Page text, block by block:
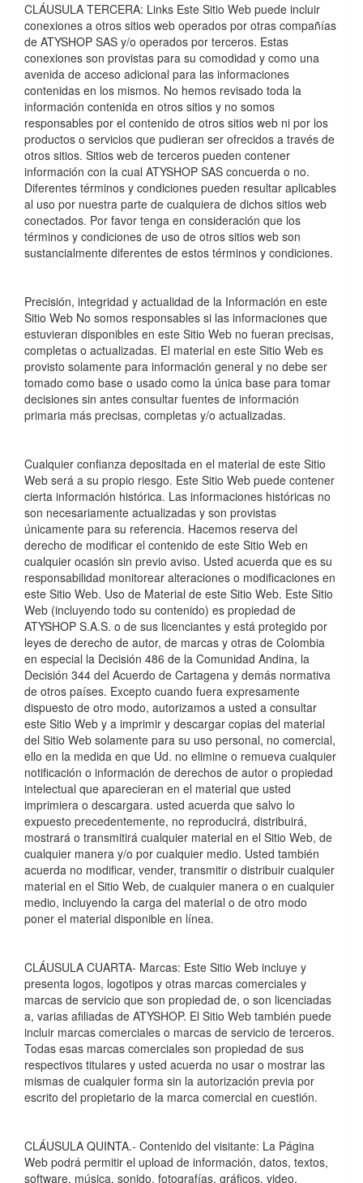
CLÁUSULA TERCERA: Links Este Sitio Web puede incluir
conexiones a otros sitios web operados por otras compañí­as
de ATYSHOP SAS y/o operados por terceros. Estas
conexiones son provistas para su comodidad y como una
avenida de acceso adicional para las informaciones
contenidas en los mismos. No hemos revisado toda la
información contenida en otros sitios y no somos
responsables por el contenido de otros sitios web ni por los
productos o servicios que pudieran ser ofrecidos a través de
otros sitios. Sitios web de terceros pueden contener
información con la cual ATYSHOP SAS concuerda o no.
Diferentes términos y condiciones pueden resultar aplicables
al uso por nuestra parte de cualquiera de dichos sitios web
conectados. Por favor tenga en consideración que los
términos y condiciones de uso de otros sitios web son
sustancialmente diferentes de estos términos y condiciones.
Precisión, integridad y actualidad de la Información en este
Sitio Web No somos responsables si las informaciones que
estuvieran disponibles en este Sitio Web no fueran precisas,
completas o actualizadas. El material en este Sitio Web es
provisto solamente para información general y no debe ser
tomado como base o usado como la única base para tomar
decisiones sin antes consultar fuentes de información
primaria más precisas, completas y/o actualizadas.
Cualquier confianza depositada en el material de este Sitio
Web será a su propio riesgo. Este Sitio Web puede contener
cierta información histórica. Las informaciones históricas no
son necesariamente actualizadas y son provistas
únicamente para su referencia. Hacemos reserva del
derecho de modificar el contenido de este Sitio Web en
cualquier ocasión sin previo aviso. Usted acuerda que es su
responsabilidad monitorear alteraciones o modificaciones en
este Sitio Web. Uso de Material de este Sitio Web. Este Sitio
Web (incluyendo todo su contenido) es propiedad de
ATYSHOP S.A.S. o de sus licenciantes y está protegido por
leyes de derecho de autor, de marcas y otras de Colombia
en especial la Decisión 486 de la Comunidad Andina, la
Decisión 344 del Acuerdo de Cartagena y demás normativa
de otros paí­ses. Excepto cuando fuera expresamente
dispuesto de otro modo, autorizamos a usted a consultar
este Sitio Web y a imprimir y descargar copias del material
del Sitio Web solamente para su uso personal, no comercial,
ello en la medida en que Ud. no elimine o remueva cualquier
notificación o información de derechos de autor o propiedad
intelectual que aparecieran en el material que usted
imprimiera o descargara. usted acuerda que salvo lo
expuesto precedentemente, no reproducirá, distribuirá,
mostrará o transmitirá cualquier material en el Sitio Web, de
cualquier manera y/o por cualquier medio. Usted también
acuerda no modificar, vender, transmitir o distribuir cualquier
material en el Sitio Web, de cualquier manera o en cualquier
medio, incluyendo la carga del material o de otro modo
poner el material disponible en línea.
CLÁUSULA CUARTA- Marcas: Este Sitio Web incluye y
presenta logos, logotipos y otras marcas comerciales y
marcas de servicio que son propiedad de, o son licenciadas
a, varias afiliadas de ATYSHOP. El Sitio Web también puede
incluir marcas comerciales o marcas de servicio de terceros.
Todas esas marcas comerciales son propiedad de sus
respectivos titulares y usted acuerda no usar o mostrar las
mismas de cualquier forma sin la autorización previa por
escrito del propietario de la marca comercial en cuestión.
CLÁUSULA QUINTA.- Contenido del visitante: La Página
Web podrá permitir el upload de información, datos, textos,
software, música, sonido, fotografí­as, gráficos, video,